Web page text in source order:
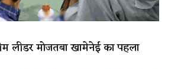
लीडर मोजतबा खामेनेई का पहला